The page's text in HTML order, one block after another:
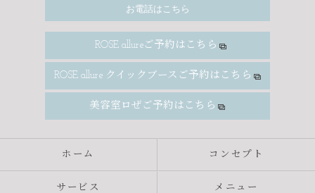
お電話はこちら
ROSE allureご予約はこちら
ROSE allure クイックブースご予約はこちら
美容室ロぜご予約はこちら
ホーム コンセプト
サービス メニュー